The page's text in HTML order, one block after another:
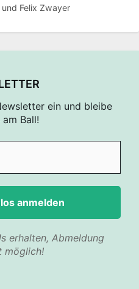
Felix Zwayer
ein und bleibe
Ball!
erhalten, Abmeldung
möglich!